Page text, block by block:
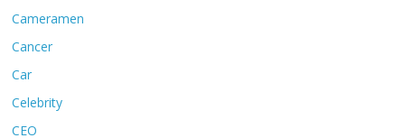
Cameramen
Cancer
Car
Celebrity
CEO